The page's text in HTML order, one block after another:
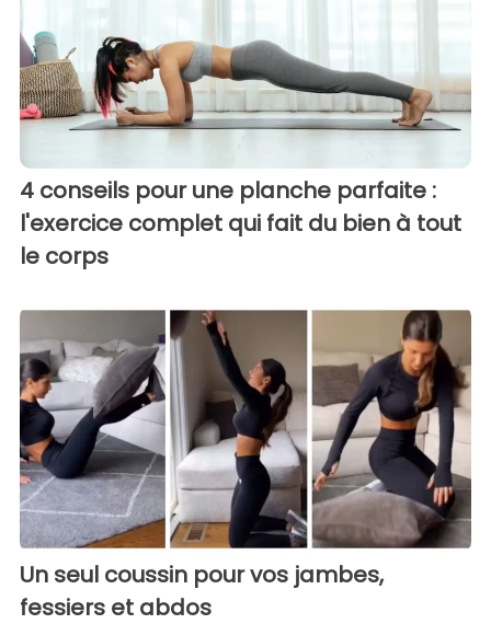
4 conseils pour une planche parfaite :
l'exercice complet qui fait du bien à tout
le corps
Un seul coussin pour vos jambes,
fessiers et abdos